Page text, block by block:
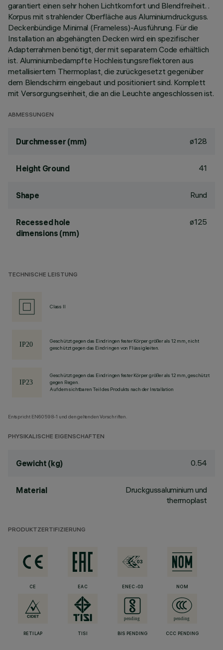
garantiert einen sehr hohen Lichtkomfort und Blendfreiheit. .
Korpus mit strahlender Oberfläche aus Aluminiumdruckguss.
Deckenbündige Minimal (Frameless)-Ausführung. Für die
Installation an abgehängten Decken wird ein spezifischer
Adapterrahmen benötigt, der mit separatem Code erhältlich
ist. Aluminiumbedampfte Hochleistungsreflektoren aus
metallisiertem Thermoplast, die zurückgesetzt gegenüber
dem Blendschirm eingebaut und positioniert sind. Komplett
mit Versorgungseinheit, die an die Leuchte angeschlossen ist.
ABMESSUNGEN
Durchmesser (mm) ø128
Height Ground 41
Shape Rund
Recessed hole
dimensions (mm)
ø125
TECHNISCHE LEISTUNG
Class II
Geschützt gegen das Eindringen fester Körper größer als 12 mm, nicht
geschützt gegen das Eindringen von Flüssigkeiten.
Geschützt gegen das Eindringen fester Körper größer als 12 mm, geschützt
gegen Regen.
Auf dem sichtbaren Teil des Produkts nach der Installation
Entspricht EN60598-1 und den geltenden Vorschriften.
PHYSIKALISCHE EIGENSCHAFTEN
Gewicht (kg) 0.54
Material
Druckgussaluminium und
thermoplast
PRODUKTZERTIFIZIERUNG
CE EAC ENEC-03 NOM
RETILAP TISI BIS PENDING CCC PENDING